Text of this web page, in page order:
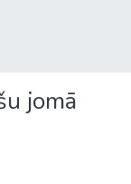
jomā